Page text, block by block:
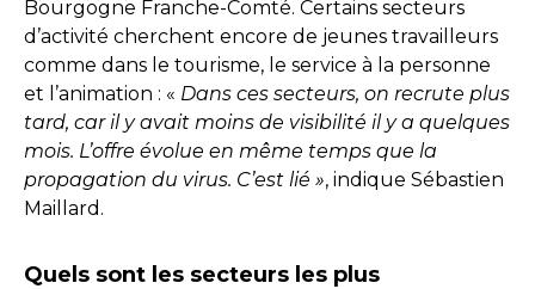
Bourgogne Franche-Comté. Certains secteurs
d’activité cherchent encore de jeunes travailleurs
comme dans le tourisme, le service à la personne
et l’animation : « Dans ces secteurs, on recrute plus
tard, car il y avait moins de visibilité il y a quelques
mois. L’offre évolue en même temps que la
propagation du virus. C’est lié », indique Sébastien
Maillard.
Quels sont les secteurs les plus